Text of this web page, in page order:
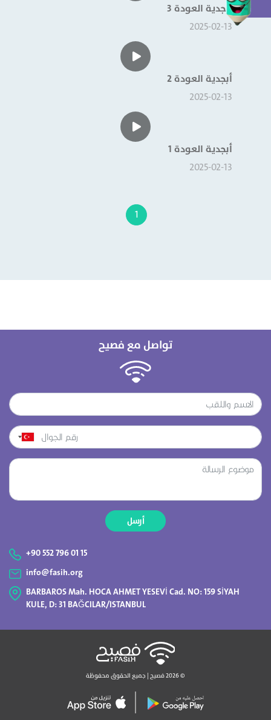
أبجدية العودة 3
2025-02-13
أبجدية العودة 2
2025-02-13
أبجدية العودة 1
2025-02-13
1
تواصل مع فصيح
أرسل
+90 552 796 01 15
info@fasih.org
BARBAROS Mah. HOCA AHMET YESEVİ Cad. NO: 159 SİYAH
KULE, D: 31 BAĞCILAR/ISTANBUL
©2026 فصيح | جميع الحقوق محفوظة